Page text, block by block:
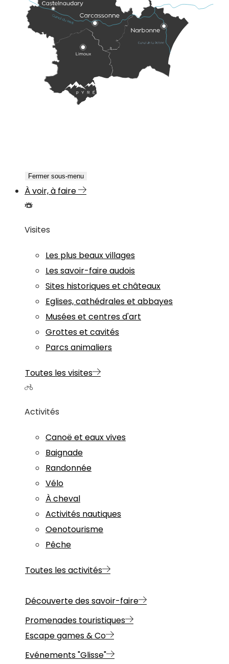
Fermer sous-menu
À voir, à faire
Visites
Les plus beaux villages
Les savoir-faire audois
Sites historiques et châteaux
Eglises, cathédrales et abbayes
Musées et centres d'art
Grottes et cavités
Parcs animaliers
Toutes les visites
Activités
Canoë et eaux vives
Baignade
Randonnée
Vélo
À cheval
Activités nautiques
Oenotourisme
Pêche
Toutes les activités
Découverte des savoir-faire
Promenades touristiques
Escape games & Co
Evénements "Glisse"